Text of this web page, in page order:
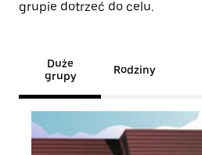
grupie dotrzeć do celu.
Duże
grupy
Rodziny